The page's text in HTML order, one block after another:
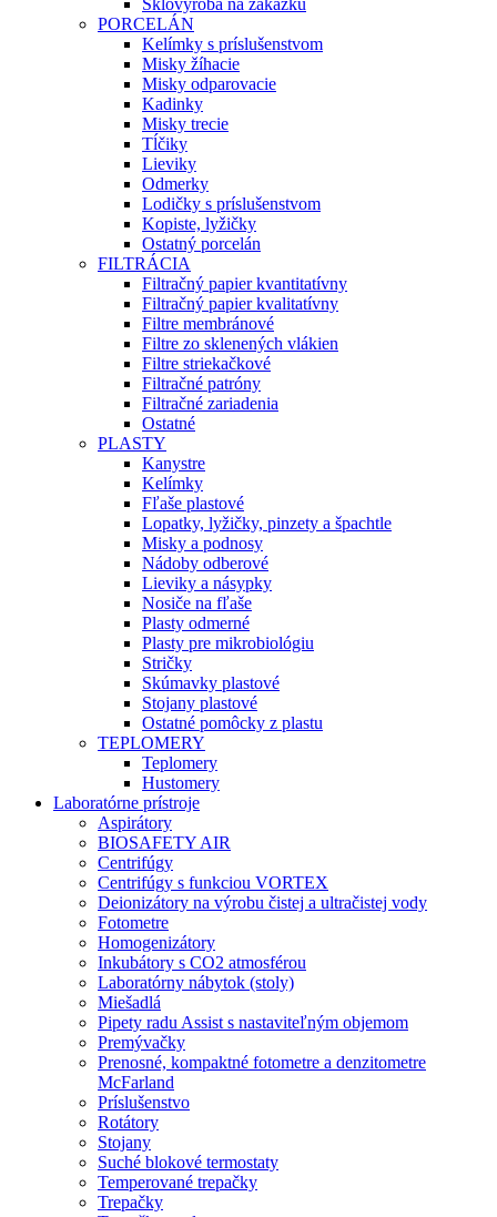
Sklovýroba na zákazku
PORCELÁN
Kelímky s príslušenstvom
Misky žíhacie
Misky odparovacie
Kadinky
Misky trecie
Tĺčiky
Lieviky
Odmerky
Lodičky s príslušenstvom
Kopiste, lyžičky
Ostatný porcelán
FILTRÁCIA
Filtračný papier kvantitatívny
Filtračný papier kvalitatívny
Filtre membránové
Filtre zo sklenených vlákien
Filtre striekačkové
Filtračné patróny
Filtračné zariadenia
Ostatné
PLASTY
Kanystre
Kelímky
Fľaše plastové
Lopatky, lyžičky, pinzety a špachtle
Misky a podnosy
Nádoby odberové
Lieviky a násypky
Nosiče na fľaše
Plasty odmerné
Plasty pre mikrobiológiu
Stričky
Skúmavky plastové
Stojany plastové
Ostatné pomôcky z plastu
TEPLOMERY
Teplomery
Hustomery
Laboratórne prístroje
Aspirátory
BIOSAFETY AIR
Centrifúgy
Centrifúgy s funkciou VORTEX
Deionizátory na výrobu čistej a ultračistej vody
Fotometre
Homogenizátory
Inkubátory s CO2 atmosférou
Laboratórny nábytok (stoly)
Miešadlá
Pipety radu Assist s nastaviteľným objemom
Premývačky
Prenosné, kompaktné fotometre a denzitometre
McFarland
Príslušenstvo
Rotátory
Stojany
Suché blokové termostaty
Temperované trepačky
Trepačky